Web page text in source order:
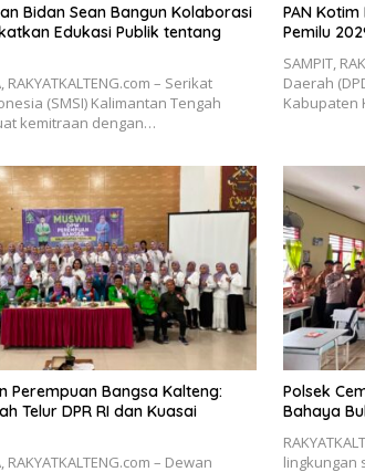
Bidan Sean Bangun Kolaborasi
Edukasi Publik tentang
RAKYATKALTENG.com – Serikat
(SMSI) Kalimantan Tengah
kemitraan dengan…
PAN
Pemilu
SAMPIT,
Daerah
Kabupaten
Perempuan Bangsa Kalteng:
Telur DPR RI dan Kuasai
RAKYATKALTENG.com – Dewan
Polsek
Bahaya
lingkungan